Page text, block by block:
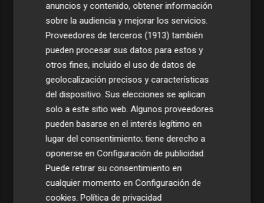
anuncios y contenido, obtener información
sobre la audiencia y mejorar los servicios.
Proveedores de terceros (1913) también
pueden procesar sus datos para estos y
otros fines, incluido el uso de datos de
geolocalización precisos y características
del dispositivo. Sus elecciones se aplican
solo a este sitio web. Algunos proveedores
pueden basarse en el interés legítimo en
lugar del consentimiento; tiene derecho a
oponerse enConfiguración de publicidad.
Puede retirar su consentimiento en
cualquier momento enConfiguración de
cookies.Política de privacidad